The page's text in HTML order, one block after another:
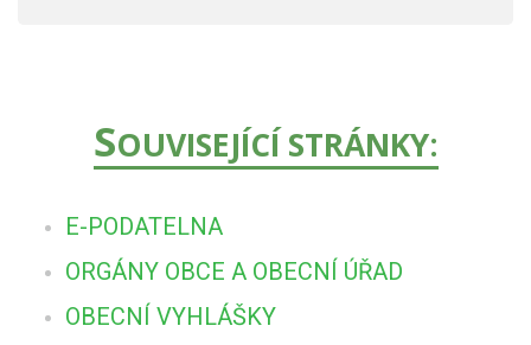
SOUVISEJÍCÍ STRÁNKY:
E-PODATELNA
ORGÁNY OBCE A OBECNÍ ÚŘAD
OBECNÍ VYHLÁŠKY